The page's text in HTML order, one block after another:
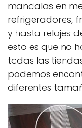
mandalas en
refrigeradores,
y hasta relojes
esto es que no
todas las
podemos
diferentes